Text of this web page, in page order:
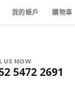
我的帳戶 購物車
US NOW
5472 2691